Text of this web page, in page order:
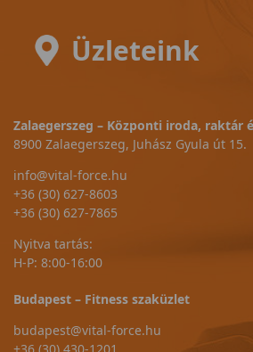
Üzleteink
Zalaegerszeg – Központi iroda, raktár
8900 Zalaegerszeg, Juhász Gyula út 15.
info@vital-force.hu
+36 (30) 627-8603
+36 (30) 627-7865
Nyitva tartás:
H-P: 8:00-16:00
Budapest – Fitness szaküzlet
budapest@vital-force.hu